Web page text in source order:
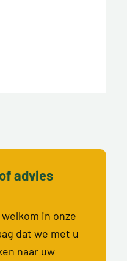
advies
in onze
dat we met u
naar uw